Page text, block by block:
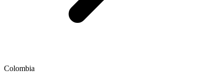
Colombia